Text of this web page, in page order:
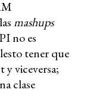
mashups
no es
tener que
y viceversa;
clase